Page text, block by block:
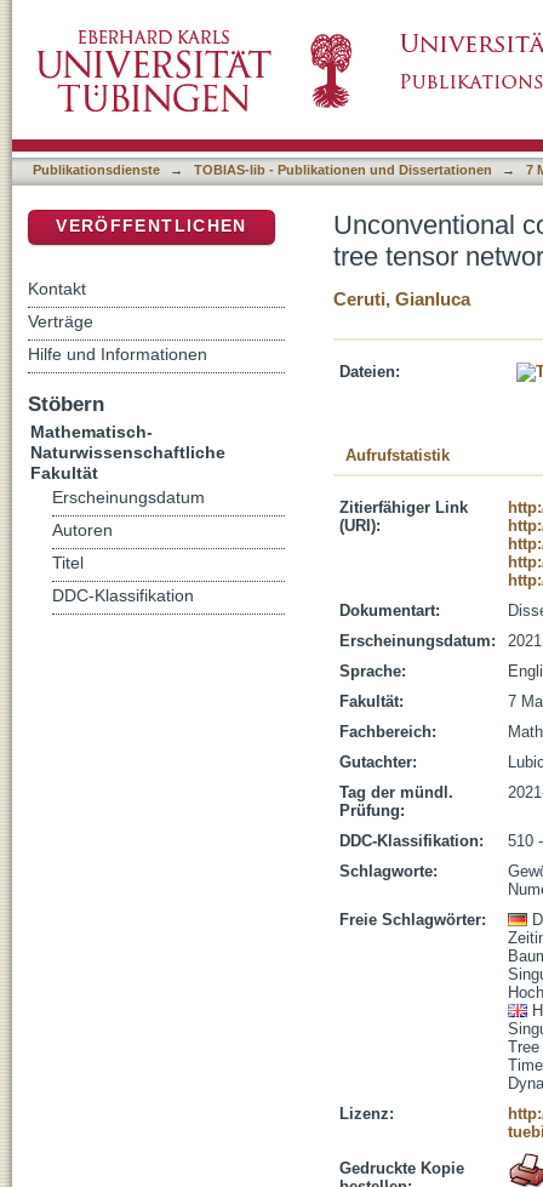
Publikationsdienste → TOBIAS-lib - Publikationen und Dissertationen → 7
Unconventional
tree tensor
Ceruti, Gianluca
Dateien:
Aufrufstatistik
Zitierfähiger Link
(URI):
Dokumentart:
Erscheinungsdatum:
Sprache:
Fakultät:
7
Fachbereich:
Gutachter:
Tag der mündl.
Prüfung:
DDC-Klassifikation:
510
Schlagworte:
Freie Schlagwörter:
Lizenz:
Gedruckte Kopie
VERÖFFENTLICHEN
Kontakt
Verträge
Hilfe und Informationen
Stöbern
Mathematisch-
Naturwissenschaftliche
Fakultät
Erscheinungsdatum
Autoren
Titel
DDC-Klassifikation